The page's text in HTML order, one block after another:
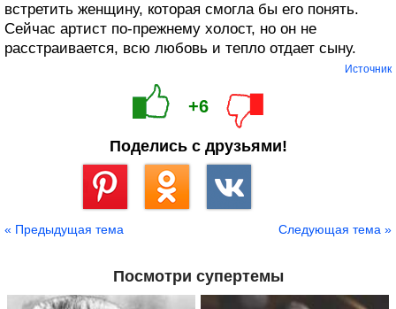
встретить женщину, которая смогла бы его понять.
Сейчас артист по-прежнему холост, но он не
расстраивается, всю любовь и тепло отдает сыну.
Источник
+6
Поделись с друзьями!
« Предыдущая тема Следующая тема »
Посмотри супертемы